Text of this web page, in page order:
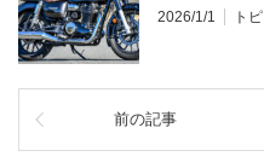
2026/1/1 ト
前の記事